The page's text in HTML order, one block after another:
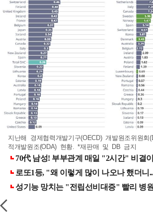
지난해 경제협력개발기구(OECD) 개발원조위원
적개발원조(ODA) 현황. *재판매 및 DB 금지